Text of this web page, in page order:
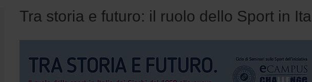
Tra storia e futuro: il ruolo dello Sport in